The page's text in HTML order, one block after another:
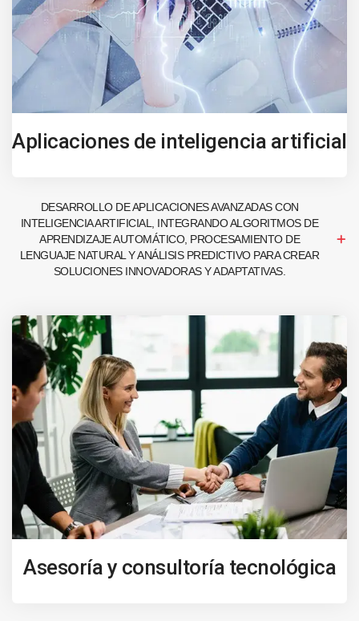
Aplicaciones de inteligencia artificial
DESARROLLO DE APLICACIONES AVANZADAS CON
INTELIGENCIA ARTIFICIAL, INTEGRANDO ALGORITMOS DE
APRENDIZAJE AUTOMÁTICO, PROCESAMIENTO DE
LENGUAJE NATURAL Y ANÁLISIS PREDICTIVO PARA CREAR
SOLUCIONES INNOVADORAS Y ADAPTATIVAS.
Asesoría y consultoría tecnológica